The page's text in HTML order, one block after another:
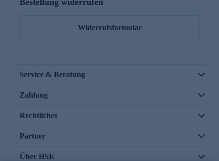
Bestellung widerrufen
Widerrufsformular
Service & Beratung
Zahlung
Rechtliches
Partner
Über HSE